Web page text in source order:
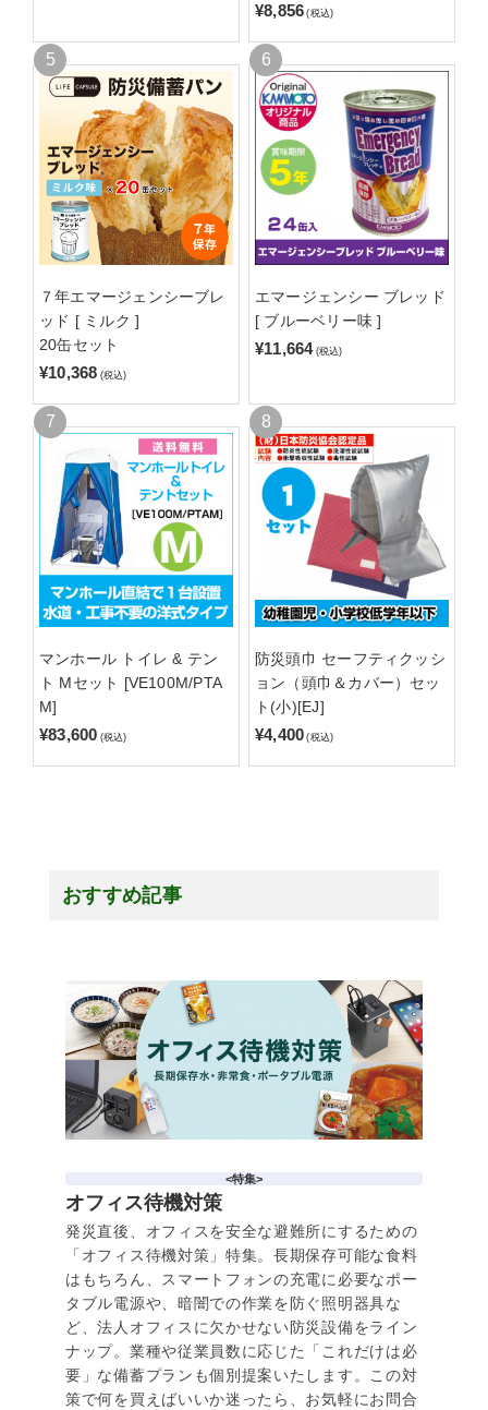
¥8,856 (税込)
７年エマージェンシーブレ
ッド [ ミルク ]
20缶セット
¥10,368 (税込)
エマージェンシー ブレッド
[ ブルーベリー味 ]
¥11,664 (税込)
マンホール トイレ & テン
ト Mセット [VE100M/PTA
M]
¥83,600 (税込)
防災頭巾 セーフティクッシ
ョン（頭巾＆カバー）セッ
ト(小)[EJ]
¥4,400 (税込)
おすすめ記事
<特集>
オフィス待機対策
発災直後、オフィスを安全な避難所にするための
「オフィス待機対策」特集。長期保存可能な食料
はもちろん、スマートフォンの充電に必要なポー
タブル電源や、暗闇での作業を防ぐ照明器具な
ど、法人オフィスに欠かせない防災設備をライン
ナップ。業種や従業員数に応じた「これだけは必
要」な備蓄プランも個別提案いたします。この対
策で何を買えばいいか迷ったら、お気軽にお問合